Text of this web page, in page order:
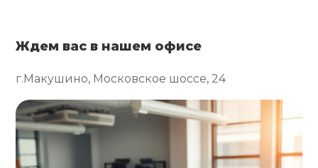
Ждем вас в нашем офисе
г.Макушино, Московское шоссе, 24